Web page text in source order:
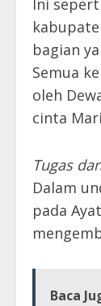
Ini
bagian
Semua
oleh
cinta
Tugas
Dalam
pada
Baca